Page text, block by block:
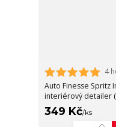
4
Auto Finesse Spritz
interiérový detailer
349 Kč/ks